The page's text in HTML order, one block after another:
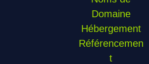
Domaine
Hébergement
Référencemen
t